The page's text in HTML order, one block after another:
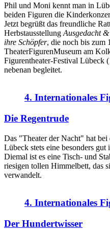
Phil und Moni kennt man in
beiden Figuren die
Jetzt begrüßt das freundliche
Herbstausstellung Ausgedacht
ihre Schöpfer, die noch bis zum
TheaterFigurenMuseum am
Figurentheater-Festival Lübeck
nebenan begleitet.
4. Internationales
Die Regentrude
Das "Theater der Nacht" hat
Lübeck stets eine besonders
Diemal ist es eine Tisch- und
riesigen tollen Himmelbett, das
verwandelt.
4. Internationales
Der Hundertwisser